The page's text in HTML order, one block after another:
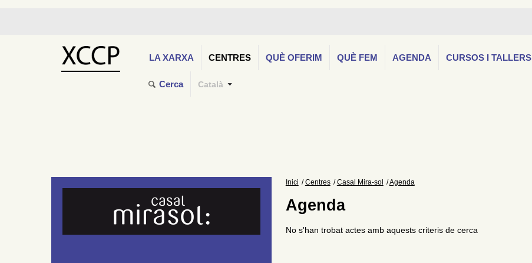
LA XARXA CENTRES QUÈ OFERIM QUÈ FEM AGENDA CURSOS I TALLERS
Cerca Català
Inici Centres Casal Mira-sol Agenda
Agenda
No s'han trobat actes amb aquests criteris de cerca